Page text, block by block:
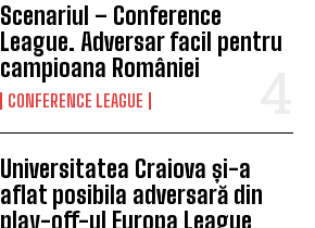
Scenariul – Conference
League. Adversar facil pentru
campioana României
CONFERENCE LEAGUE
Universitatea Craiova și-a
aflat posibila adversară din
play-off-ul Europa League